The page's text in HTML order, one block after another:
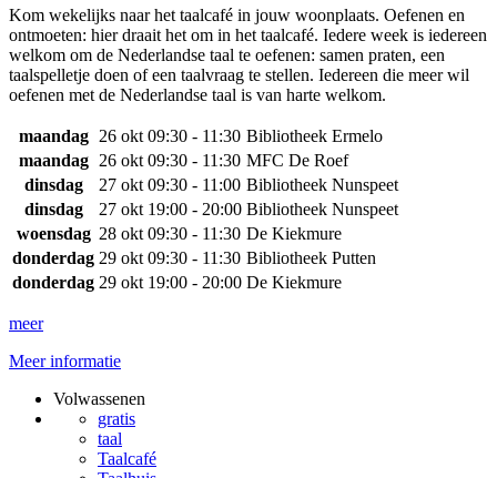
Kom wekelijks naar het taalcafé in jouw woonplaats. Oefenen en
ontmoeten: hier draait het om in het taalcafé. Iedere week is iedereen
welkom om de Nederlandse taal te oefenen: samen praten, een
taalspelletje doen of een taalvraag te stellen. Iedereen die meer wil
oefenen met de Nederlandse taal is van harte welkom.
maandag 26 okt 09:30 - 11:30 Bibliotheek Ermelo
maandag
26 okt 09:30 - 11:30 MFC De Roef
dinsdag
27 okt 09:30 - 11:00 Bibliotheek Nunspeet
dinsdag
27 okt 19:00 - 20:00 Bibliotheek Nunspeet
woensdag 28 okt 09:30 - 11:30 De Kiekmure
donderdag 29 okt 09:30 - 11:30 Bibliotheek Putten
donderdag 29 okt 19:00 - 20:00 De Kiekmure
meer
Meer informatie
Volwassenen
gratis
taal
Taalcafé